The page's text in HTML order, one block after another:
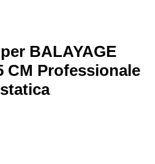
BALAYAGE
CM Professionale